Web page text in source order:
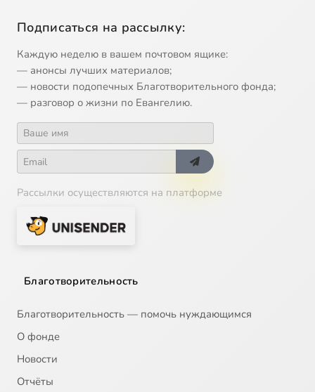
Подписаться на рассылку:
Каждую неделю в вашем почтовом ящике:
— анонсы лучших материалов;
— новости подопечных Благотворительного фонда;
— разговор о жизни по Евангелию.
Рассылки осуществляются на платформе
Благотворительность
Благотворительность — помочь нуждающимся
О фонде
Новости
Отчёты